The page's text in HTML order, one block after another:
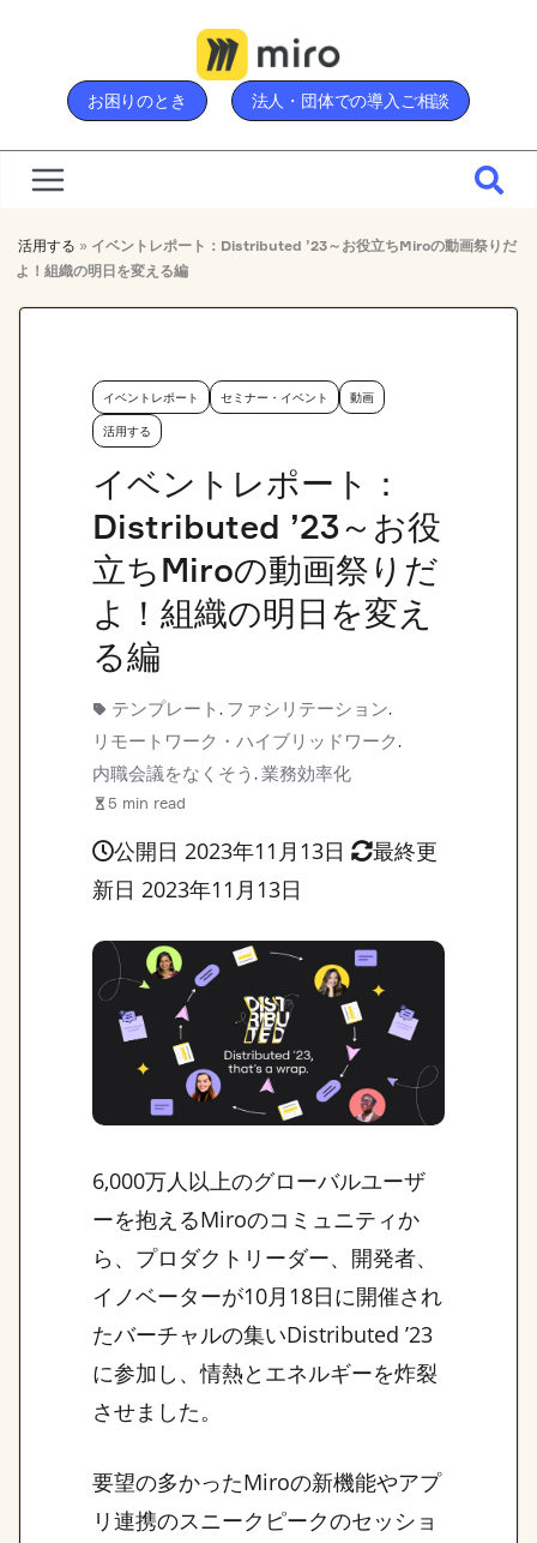
content
お困りのとき 法人・団体での導入ご相談
活用する » イベントレポート：Distributed ’23～お役立ちMiroの動画祭りだ
よ！組織の明日を変える編
イベントレポート セミナー・イベント 動画
活用する
イベントレポート：
Distributed ’23～お役
立ちMiroの動画祭りだ
よ！組織の明日を変え
る編
テンプレート , ファシリテーション,
リモートワーク・ハイブリッドワーク ,
内職会議をなくそう , 業務効率化
5 min read
公開日 2023年11月13日
最終更
新日 2023年11月13日
6,000万人以上のグローバルユーザ
ーを抱えるMiroのコミュニティか
ら、プロダクトリーダー、開発者、
イノベーターが10月18日に開催され
たバーチャルの集いDistributed ’23
に参加し、情熱とエネルギーを炸裂
させました。
要望の多かったMiroの新機能やアプ
リ連携のスニークピークのセッショ